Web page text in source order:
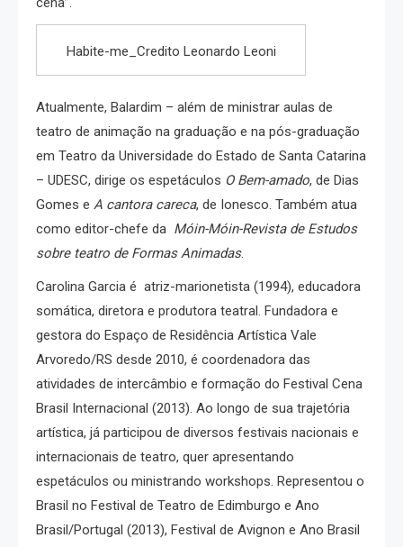
Habite-me_Credito Leonardo Leoni
Atualmente, Balardim – além de ministrar aulas de
teatro de animação na graduação e na pós-graduação
em Teatro da Universidade do Estado de Santa Catarina
– UDESC, dirige os espetáculos O Bem-amado, de Dias
Gomes e A cantora careca, de Ionesco. Também atua
como editor-chefe da Móin-Móin-Revista de Estudos
sobre teatro de Formas Animadas.
Carolina Garcia é atriz-marionetista (1994), educadora
somática, diretora e produtora teatral. Fundadora e
gestora do Espaço de Residência Artística Vale
Arvoredo/RS desde 2010, é coordenadora das
atividades de intercâmbio e formação do Festival Cena
Brasil Internacional (2013). Ao longo de sua trajetória
artística, já participou de diversos festivais nacionais e
internacionais de teatro, quer apresentando
espetáculos ou ministrando workshops. Representou o
Brasil no Festival de Teatro de Edimburgo e Ano
Brasil/Portugal (2013), Festival de Avignon e Ano Brasil